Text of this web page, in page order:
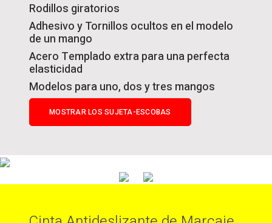
Rodillos giratorios
Adhesivo y Tornillos ocultos en el modelo
de un mango
Acero Templado extra para una perfecta
elasticidad
Modelos para uno, dos y tres mangos
MOSTRAR LOS SUJETA-ESCOBAS